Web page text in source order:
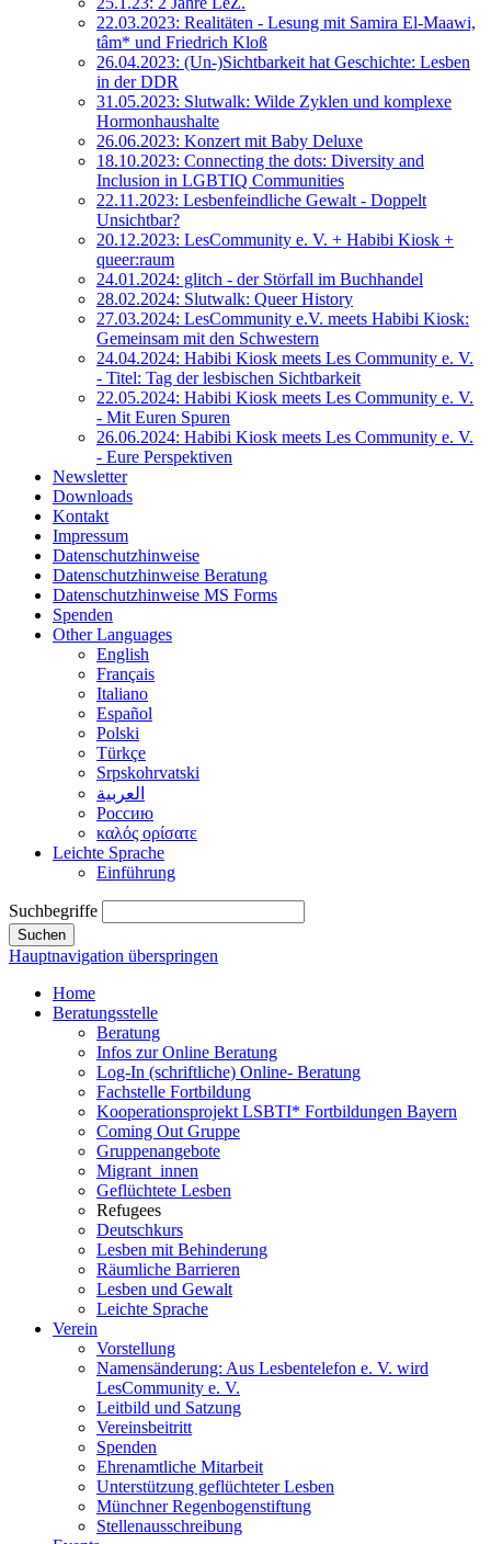
22.03.2023: Realitäten - Lesung mit Samira El-Maawi,
tâm* und Friedrich Kloß
26.04.2023: (Un-)Sichtbarkeit hat Geschichte: Lesben
in der DDR
31.05.2023: Slutwalk: Wilde Zyklen und komplexe
Hormonhaushalte
26.06.2023: Konzert mit Baby Deluxe
18.10.2023: Connecting the dots: Diversity and
Inclusion in LGBTIQ Communities
22.11.2023: Lesbenfeindliche Gewalt - Doppelt
Unsichtbar?
20.12.2023: LesCommunity e. V. + Habibi Kiosk +
queer:raum
24.01.2024: glitch - der Störfall im Buchhandel
28.02.2024: Slutwalk: Queer History
27.03.2024: LesCommunity e.V. meets Habibi Kiosk:
Gemeinsam mit den Schwestern
24.04.2024: Habibi Kiosk meets Les Community e. V.
- Titel: Tag der lesbischen Sichtbarkeit
22.05.2024: Habibi Kiosk meets Les Community e. V.
- Mit Euren Spuren
26.06.2024: Habibi Kiosk meets Les Community e. V.
- Eure Perspektiven
Newsletter
Downloads
Kontakt
Impressum
Datenschutzhinweise
Datenschutzhinweise Beratung
Datenschutzhinweise MS Forms
Spenden
Other Languages
English
Français
Italiano
Español
Polski
Türkçe
Srpskohrvatski
العربية
Россию
καλός ορίσατε
Leichte Sprache
Einführung
Suchbegriffe
Suchen
Hauptnavigation überspringen
Home
Beratungsstelle
Beratung
Infos zur Online Beratung
Log-In (schriftliche) Online- Beratung
Fachstelle Fortbildung
Kooperationsprojekt LSBTI* Fortbildungen Bayern
Coming Out Gruppe
Gruppenangebote
Migrant_innen
Geflüchtete Lesben
Refugees
Deutschkurs
Lesben mit Behinderung
Räumliche Barrieren
Lesben und Gewalt
Leichte Sprache
Verein
Vorstellung
Namensänderung: Aus Lesbentelefon e. V. wird
LesCommunity e. V.
Leitbild und Satzung
Vereinsbeitritt
Spenden
Ehrenamtliche Mitarbeit
Unterstützung geflüchteter Lesben
Münchner Regenbogenstiftung
Stellenausschreibung